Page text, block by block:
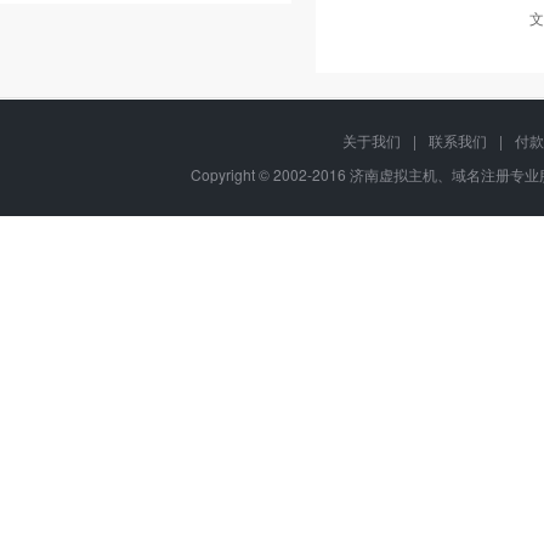
关于我们 | 联系我们 |
付
Copyright © 2002-2016 济南虚拟主机、域名注册专